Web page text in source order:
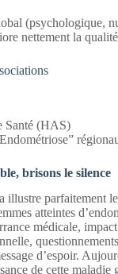
(psychologique,
nettement la
Santé (HAS)
brisons le silence
illustre parfaitement
atteintes
médicale,
d’espoir.
de cette maladie